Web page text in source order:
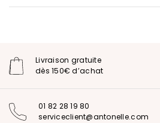
Livraison gratuite
dès 150€ d’achat
01 82 28 19 80
serviceclient@antonelle.com